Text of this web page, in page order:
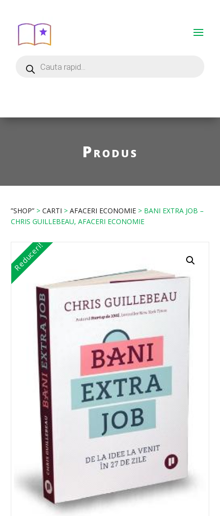
Produs
”SHOP” >CARTI >AFACERI ECONOMIE > BANI EXTRA JOB –
CHRIS GUILLEBEAU, AFACERI ECONOMIE
Reduceri!